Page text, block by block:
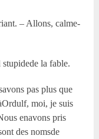
– Allons, calme-
la fable.
pas plus que
moi, je suis
enavons pris
des nomsde